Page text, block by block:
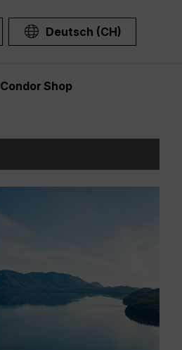
Deutsch (CH)
Condor Shop